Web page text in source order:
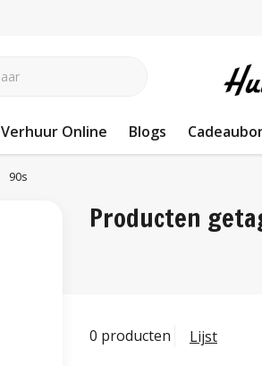
Verhuur Online Blogs
90s
Producten
0 producten Lijst